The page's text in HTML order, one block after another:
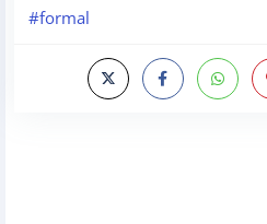
#formal